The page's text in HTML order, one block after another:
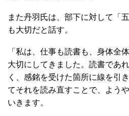
また丹羽氏は、部下に対して「
も大切だと話す。
「私は、仕事も読書も、身体全
大切にしてきました。読書であ
く、感銘を受けた箇所に線を引
てそれを読み直すことで、よう
いきます。